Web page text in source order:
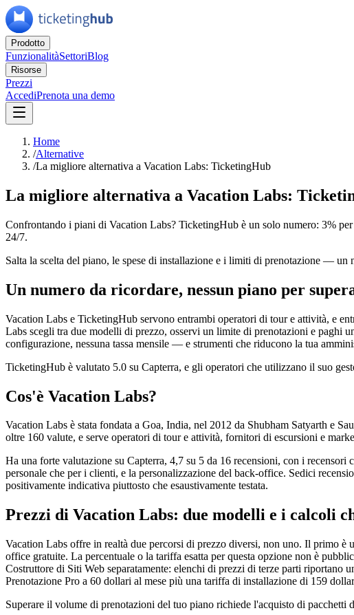
Prodotto
FunzionalitàSettoriBlog
Risorse
Prezzi
AccediPrenota una demo
Home
/Alternative
/La migliore alternativa a Vacation Labs: TicketingHub
La migliore alternativa a Vacation Labs:
Confrontando i piani di Vacation Labs? TicketingHub è un solo numero: 3%
24/7.
Salta la scelta del piano, le spese di installazione e i limiti di prenotazione —
Un numero da ricordare, nessun piano per
Vacation Labs e TicketingHub servono entrambi operatori di tour e attività, e
Labs scegli tra due modelli di prezzo, osservi un limite di prenotazioni e paghi
configurazione, nessuna tassa mensile — e strumenti che riducono la tua
TicketingHub è valutato 5.0 su Capterra, e gli operatori che utilizzano il suo
Cos'è Vacation Labs?
Vacation Labs è stata fondata a Goa, India, nel 2012 da Shubham Satyarth e
oltre 160 valute, e serve operatori di tour e attività, fornitori di escursioni e
Ha una forte valutazione su Capterra, 4,7 su 5 da 16 recensioni, con i
personale che per i clienti, e la personalizzazione del back-office. Sedici
positivamente indicativa piuttosto che esaustivamente testata.
Prezzi di Vacation Labs: due modelli e i calcoli
Vacation Labs offre in realtà due percorsi di prezzo diversi, non uno. Il primo è
office gratuite. La percentuale o la tariffa esatta per questa opzione non è
Costruttore di Siti Web separatamente: elenchi di prezzi di terze parti
Prenotazione Pro a 60 dollari al mese più una tariffa di installazione di 159
Superare il volume di prenotazioni del tuo piano richiede l'acquisto di